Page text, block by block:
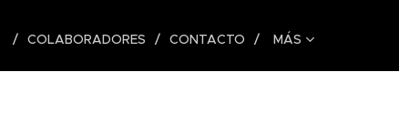
COLABORADORES CONTACTO MÁS